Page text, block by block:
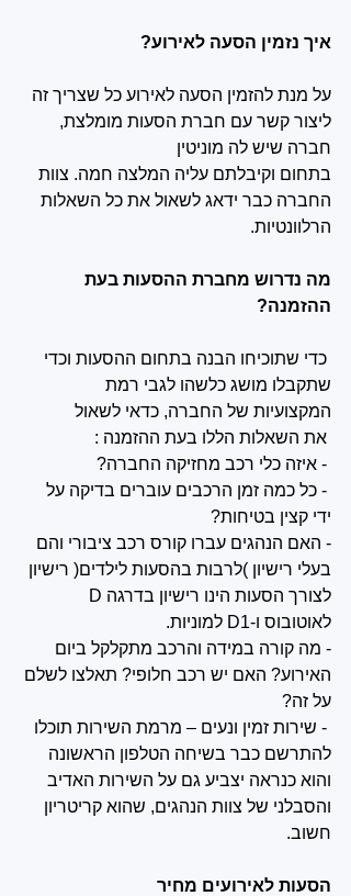
איך נזמין הסעה לאירוע?
על מנת להזמין הסעה לאירוע כל שצריך זה
ליצור קשר עם חברת הסעות מומלצת,
חברה שיש לה מוניטין
בתחום וקיבלתם עליה המלצה חמה. צוות
החברה כבר ידאג לשאול את כל השאלות
הרלוונטיות.
מה נדרוש מחברת ההסעות בעת
ההזמנה?
כדי שתוכיחו הבנה בתחום ההסעות וכדי
שתקבלו מושג כלשהו לגבי רמת
המקצועיות של החברה, כדאי לשאול
- כל כמה זמן הרכבים עוברים בדיקה על
ידי קצין בטיחות?
- האם הנהגים עברו קורס רכב ציבורי והם
בעלי רישיון )לרבות בהסעות לילדים( רישיון
לאוטובוס ו-D1 למוניות.
- מה קורה במידה והרכב מתקלקל ביום
האירוע? האם יש רכב חלופי? תאלצו לשלם
על זה?
- שירות זמין ונעים – מרמת השירות תוכלו
להתרשם כבר בשיחה הטלפון הראשונה
והוא כנראה יצביע גם על השירות האדיב
והסבלני של צוות הנהגים, שהוא קריטריון
חשוב.
הסעות לאירועים מחיר